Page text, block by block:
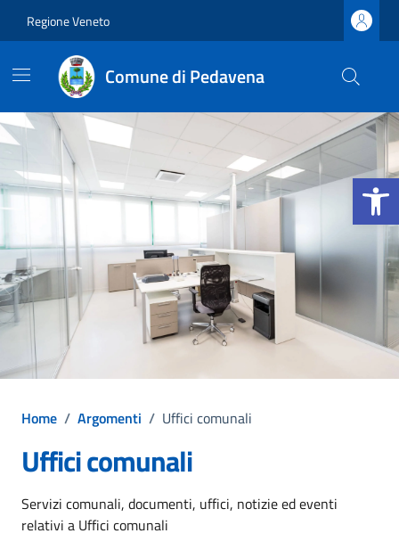
Regione Veneto
Comune di Pedavena
Home / Argomenti / Uffici comunali
Uffici comunali
Dettagli dell'argomento
Servizi comunali, documenti, uffici, notizie ed eventi
relativi a Uffici comunali
Apri la